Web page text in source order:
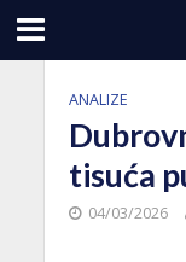
ANALIZE
tisuća
04/03/2026